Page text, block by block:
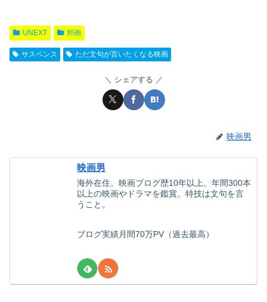
UNEXT 邦画
サスペンス ただ文句が言いたくなる映画
シェアする
映画男
映画男
海外在住。映画ブログ歴10年以上。年間300本
以上の映画やドラマを鑑賞。特技は文句を言
うこと。
ブログ実績月間70万PV（過去最高）